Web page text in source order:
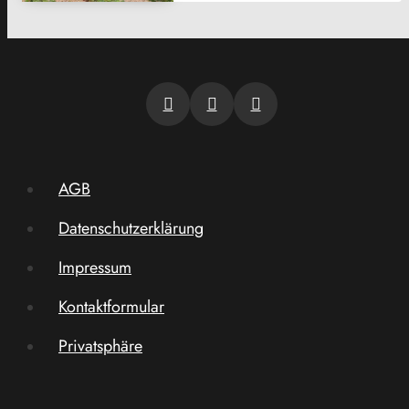
AGB
Datenschutzerklärung
Impressum
Kontaktformular
Privatsphäre